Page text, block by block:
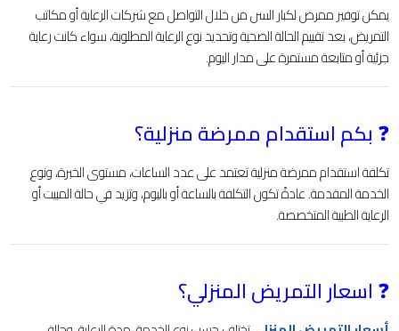
يمكن توفير ممرض لكبار السن من خلال التواصل مع شركات الرعاية أو مكاتب
التمريض، بعد تقييم الحالة الصحية وتحديد نوع الرعاية المطلوبة، سواء كانت رعاية
جزئية أو متابعة مستمرة على مدار اليوم.
❓ بكم استقدام ممرضة منزلية؟
تكلفة استقدام ممرضة منزلية تعتمد على عدد الساعات، مستوى الخبرة، ونوع
الخدمة المقدمة. عادةً تكون التكلفة بالساعة أو باليوم، وتزيد في حالة المبيت أو
الرعاية الطبية المتخصصة.
❓ اسعار التمريض المنزلي؟